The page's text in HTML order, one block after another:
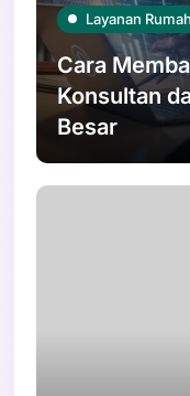
Layanan
Cara
Konsultan
Besar